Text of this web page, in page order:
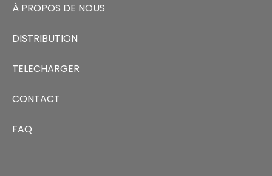
À PROPOS DE NOUS
DISTRIBUTION
TELECHARGER
CONTACT
FAQ